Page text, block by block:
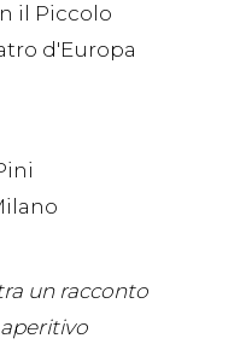
il Piccolo
d'Europa
un racconto